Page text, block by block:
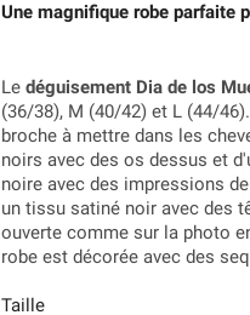
Une magnifique robe parfaite
Le déguisement Dia de los
(36/38), M (40/42) et L (44/
broche à mettre dans les
noirs avec des os dessus et
noire avec des impressions
un tissu satiné noir avec des
ouverte comme sur la photo
robe est décorée avec des
Taille